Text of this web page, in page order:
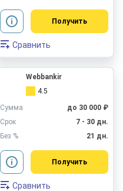
Получить
Сравнить
Webbankir
4.5
Сумма
до 30 000 ₽
Срок
7 - 30 дн.
Без %
21 дн.
Получить
Сравнить